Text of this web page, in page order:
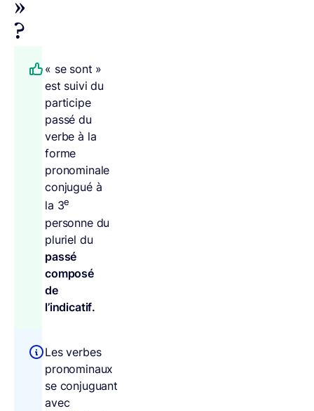
»
?
« se sont »
est suivi du
participe
passé du
verbe à la
forme
pronominale
conjugué à
la 3e
personne du
pluriel du
passé
composé
de
l’indicatif.
Les verbes
pronominaux
se conjuguant
avec